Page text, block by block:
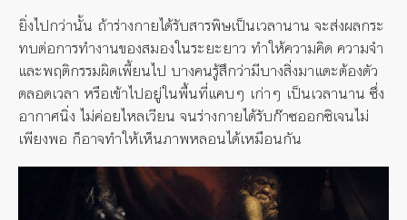
ยิ่งไปกว่านั้น ถ้าร่างกายได้รับสารพิษเป็นเวลานาน จะส่งผลกระ
ทบต่อการทำงานของสมองในระยะยาว ทำให้ความคิด ความจำ
และพฤติกรรมผิดเพี้ยนไป บางคนรู้สึกว่ามีบางสิ่งมาแตะต้องตัว
ตลอดเวลา หรือเข้าไปอยู่ในพื้นที่แคบๆ เก่าๆ เป็นเวลานาน ซึ่ง
อากาศนิ่ง ไม่ค่อยไหลเวียน จนร่างกายได้รับก๊าซออกซิเจนไม่
เพียงพอ ก็อาจทำให้เห็นภาพหลอนได้เหมือนกัน